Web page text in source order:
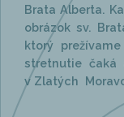
Brata Alberta.
obrázok sv.
ktorý
stretnutie čaká
v Zlatých